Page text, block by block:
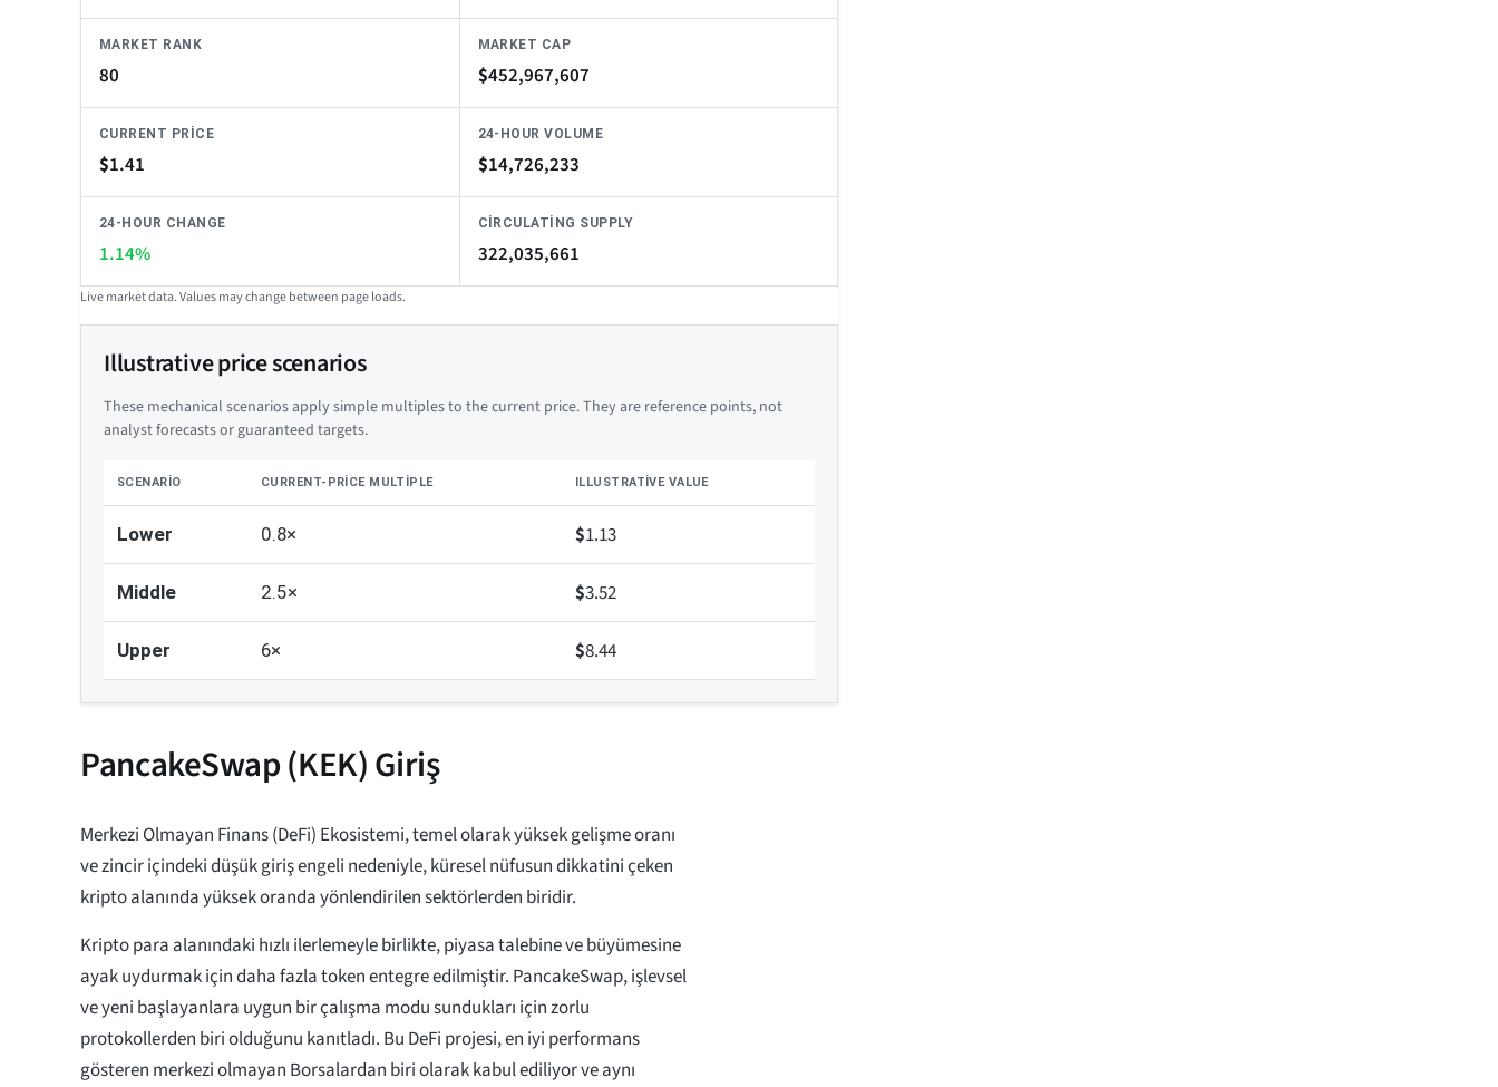
MARKET RANK
80
MARKET CAP
$452,967,607
CURRENT PRICE
$1.41
24-HOUR VOLUME
$14,726,233
24-HOUR CHANGE
1.14%
CIRCULATING SUPPLY
322,035,661
Live market data. Values may change between page loads.
Illustrative price scenarios
These mechanical scenarios apply simple multiples to the current price. They are reference points, not
analyst forecasts or guaranteed targets.
SCENARIO CURRENT-PRICE MULTIPLE ILLUSTRATIVE VALUE
Lower 0.8× $1.13
Middle 2.5× $3.52
Upper 6× $8.44
PancakeSwap (KEK) Giriş
Merkezi Olmayan Finans (DeFi) Ekosistemi, temel olarak yüksek gelişme oranı
ve zincir içindeki düşük giriş engeli nedeniyle, küresel nüfusun dikkatini çeken
kripto alanında yüksek oranda yönlendirilen sektörlerden biridir.
Kripto para alanındaki hızlı ilerlemeyle birlikte, piyasa talebine ve büyümesine
ayak uydurmak için daha fazla token entegre edilmiştir. PancakeSwap, işlevsel
ve yeni başlayanlara uygun bir çalışma modu sundukları için zorlu
protokollerden biri olduğunu kanıtladı. Bu DeFi projesi, en iyi performans
gösteren merkezi olmayan Borsalardan biri olarak kabul ediliyor ve aynı